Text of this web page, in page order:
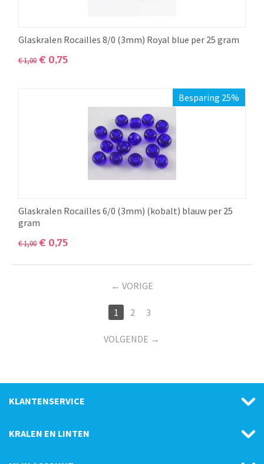
Glaskralen Rocailles 8/0 (3mm) Royal blue per 25 gram
€1,00 € 0,75
Besparing 25%
Glaskralen Rocailles 6/0 (3mm) (kobalt) blauw per 25
gram
€1,00 € 0,75
VORIGE
1 2 3
VOLGENDE
KLANTENSERVICE
KRALEN EN LINTEN